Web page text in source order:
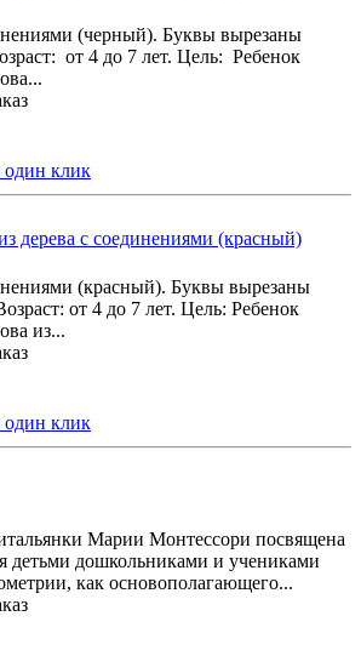
(черный). Буквы вырезаны
от 4 до 7 лет. Цель: Ребенок
один клик
дерева с соединениями (красный)
(красный). Буквы вырезаны
от 4 до 7 лет. Цель: Ребенок
из...
один клик
Марии Монтессори посвящена
детьми дошкольниками и учениками
как основополагающего...